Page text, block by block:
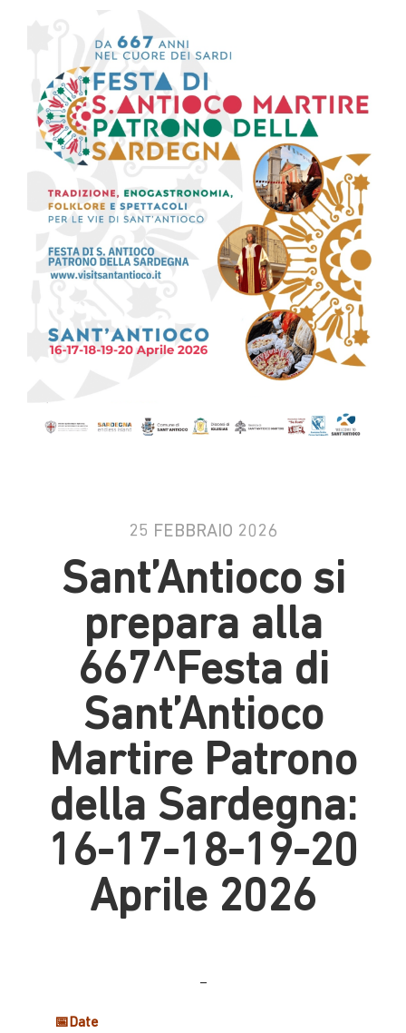
25 FEBBRAIO 2026
Sant’Antioco si
prepara alla
667^Festa di
Sant’Antioco
Martire Patrono
della Sardegna:
16-17-18-19-20
Aprile 2026
–
📅Date